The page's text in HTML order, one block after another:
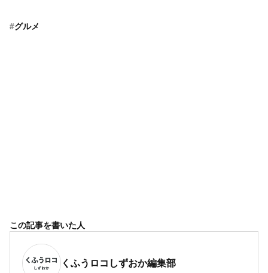
#グルメ
この記事を書いた人
くふうロコしずおか編集部